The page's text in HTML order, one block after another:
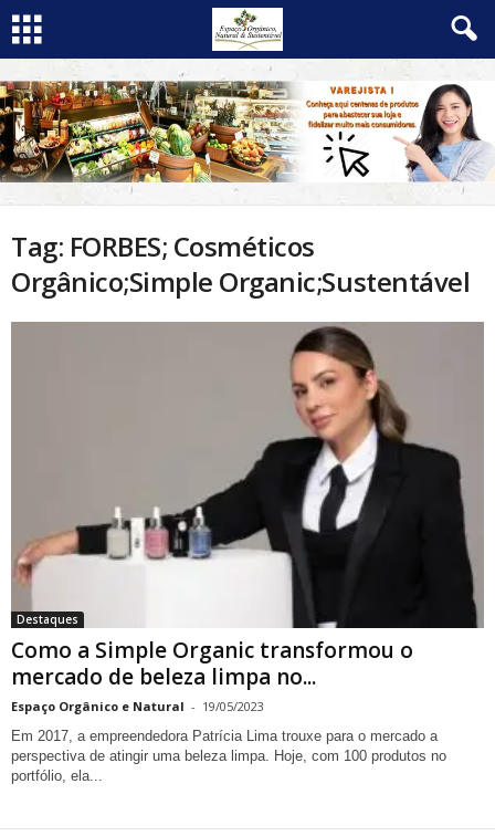
Tag: FORBES; Cosméticos
Orgânico;Simple Organic;Sustentável
Destaques
Como a Simple Organic transformou o
mercado de beleza limpa no...
Espaço Orgânico e Natural - 19/05/2023
Em 2017, a empreendedora Patrícia Lima trouxe para o mercado a
perspectiva de atingir uma beleza limpa. Hoje, com 100 produtos no
portfólio, ela...